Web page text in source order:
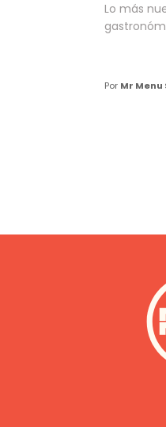
Lo más
Por Mr